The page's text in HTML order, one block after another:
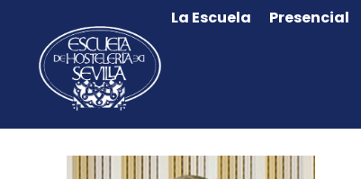
La Escuela Presencial